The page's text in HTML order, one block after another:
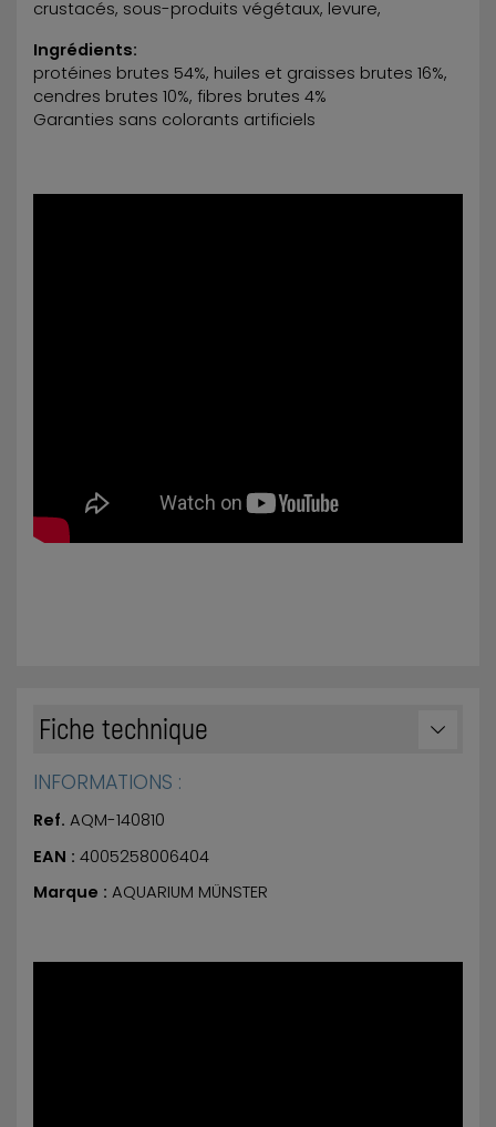
crustacés, sous-produits végétaux, levure,
Ingrédients:
protéines brutes 54%, huiles et graisses brutes 16%,
cendres brutes 10%, fibres brutes 4%
Garanties sans colorants artificiels
Fiche technique
INFORMATIONS :
Ref. AQM-140810
EAN : 4005258006404
Marque : AQUARIUM MÜNSTER